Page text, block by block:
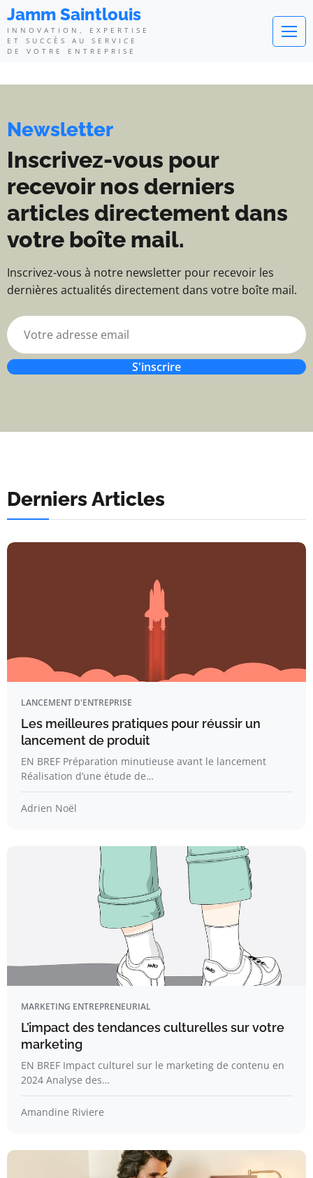
Jamm Saintlouis - Innovation,
Jamm Saintlouis
INNOVATION, EXPERTISE
ET SUCCÈS AU SERVICE
DE VOTRE ENTREPRISE
Newsletter
Inscrivez-vous pour
recevoir nos derniers
articles directement dans
votre boîte mail.
Inscrivez-vous à notre newsletter pour recevoir les
dernières actualités directement dans votre boîte mail.
S'inscrire
Derniers Articles
LANCEMENT D'ENTREPRISE
Les meilleures pratiques pour réussir un
lancement de produit
EN BREF Préparation minutieuse avant le lancement
Réalisation d’une étude de…
Adrien Noël
MARKETING ENTREPRENEURIAL
L’impact des tendances culturelles sur votre
marketing
EN BREF Impact culturel sur le marketing de contenu en
2024 Analyse des…
Amandine Riviere